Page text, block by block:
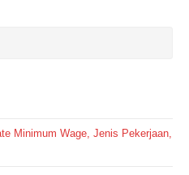
Minimum Wage, Jenis Pekerjaan,